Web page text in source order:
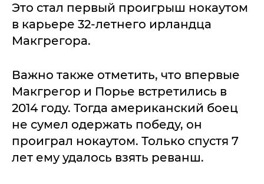
Это стал первый проигрыш нокаутом
в карьере 32-летнего ирландца
Макгрегора.
Важно также отметить, что впервые
Макгрегор и Порье встретились в
2014 году. Тогда американский боец
не сумел одержать победу, он
проиграл нокаутом. Только спустя 7
лет ему удалось взять реванш.